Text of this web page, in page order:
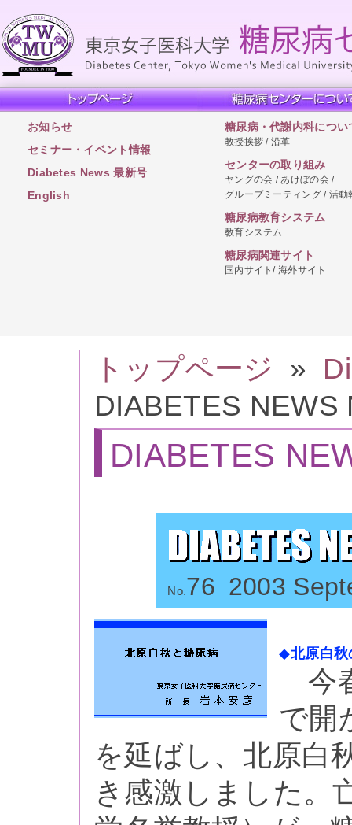
お知らせ
セミナー・イベント情報
Diabetes News 最新号
English
糖尿病・代謝内科につい
教授挨拶 / 沿革
センターの取り組み
ヤングの会 / あけぼの会 /
グループミーティング / 活動
糖尿病教育システム
教育システム
糖尿病関連サイト
国内サイト/ 海外サイト
トップページ »
DIABETES NEWS
DIABETES
No.76 2003
◆北原白
今
で開
を延ばし、北原白
き感激しました。